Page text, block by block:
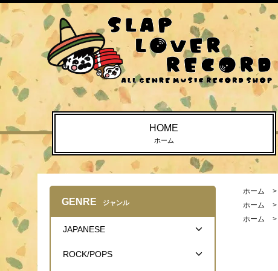
HOME
ホーム
ホーム >
ホーム
>
ホーム
>
GENRE ジャンル
JAPANESE
ROCK/POPS